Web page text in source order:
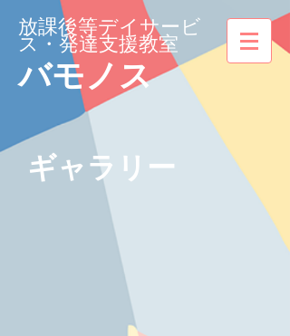
放課後等デイサービ
ス・発達支援教室
バモノス
​ギャラリー